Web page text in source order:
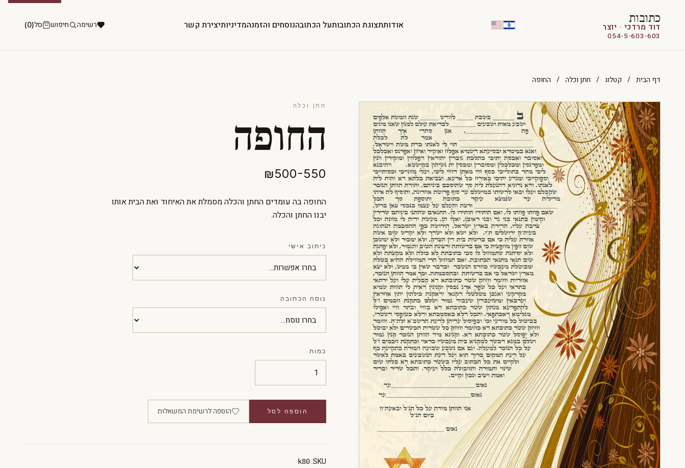
כתובות
דוד מרדכי · יוצר
054-5-603-603
אודותתצוגת הכתובותעל הכתובהנוסחים והזמנהמדיניותיצירת קשר רשימה חיפוש סל(0)
דף הבית / קטלוג / חתן וכלה / החופה
חתן וכלה
החופה
₪500-550
החופה בה עומדים החתן והכלה מסמלת את האיחוד ואת הבית אותו
יבנו החתן והכלה.
כיתוב אישי
נוסח הכתובה
כמות
הוספה לסל הוספה לרשימת המשאלות
SKU:
k80